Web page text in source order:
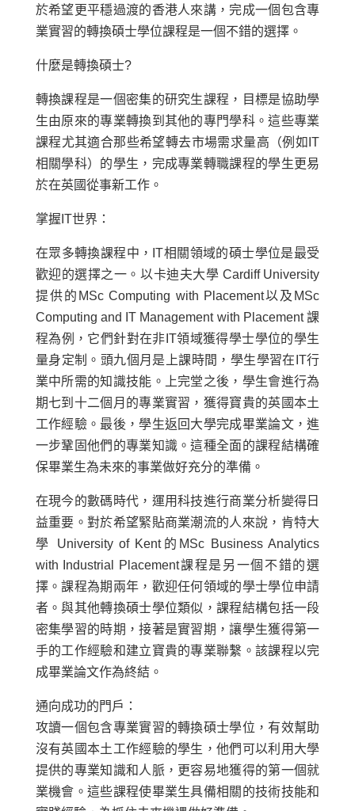
於希望更平穩過渡的香港人來講，完成一個包含專
業實習的轉換碩士學位課程是一個不錯的選擇。
什麼是轉換碩士?
轉換課程是一個密集的研究生課程，目標是協助學
生由原來的專業轉換到其他的專門學科。這些專業
課程尤其適合那些希望轉去市場需求量高（例如IT
相關學科）的學生，完成專業轉職課程的學生更易
於在英國從事新工作。
掌握IT世界：
在眾多轉換課程中，IT相關領域的碩士學位是最受
歡迎的選擇之一。以卡迪夫大學 Cardiff University
提供的MSc Computing with Placement以及MSc
Computing and IT Management with Placement 課
程為例，它們針對在非IT領域獲得學士學位的學生
量身定制。頭九個月是上課時間，學生學習在IT行
業中所需的知識技能。上完堂之後，學生會進行為
期七到十二個月的專業實習，獲得寶貴的英國本土
工作經驗。最後，學生返回大學完成畢業論文，進
一步鞏固他們的專業知識。這種全面的課程結構確
保畢業生為未來的事業做好充分的準備。
在現今的數碼時代，運用科技進行商業分析變得日
益重要。對於希望緊貼商業潮流的人來說，肯特大
學 University of Kent的MSc Business Analytics
with Industrial Placement課程是另一個不錯的選
擇。課程為期兩年，歡迎任何領域的學士學位申請
者。與其他轉換碩士學位類似，課程結構包括一段
密集學習的時期，接著是實習期，讓學生獲得第一
手的工作經驗和建立寶貴的專業聯繫。該課程以完
成畢業論文作為終結。
通向成功的門戶：
攻讀一個包含專業實習的轉換碩士學位，有效幫助
沒有英國本土工作經驗的學生，他們可以利用大學
提供的專業知識和人脈，更容易地獲得的第一個就
業機會。這些課程使畢業生具備相關的技術技能和